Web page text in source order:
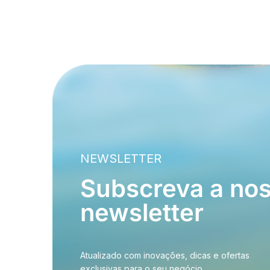
NEWSLETTER
Subscreva a
newsletter
Atualizado com inovações, dicas e ofertas